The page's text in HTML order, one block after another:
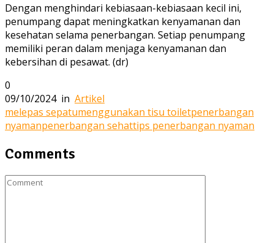
Dengan menghindari kebiasaan-kebiasaan kecil ini,
penumpang dapat meningkatkan kenyamanan dan
kesehatan selama penerbangan. Setiap penumpang
memiliki peran dalam menjaga kenyamanan dan
kebersihan di pesawat. (dr)
0
09/10/2024in Artikel
melepas sepatumenggunakan tisu toiletpenerbangan
nyamanpenerbangan sehattips penerbangan nyaman
Comments